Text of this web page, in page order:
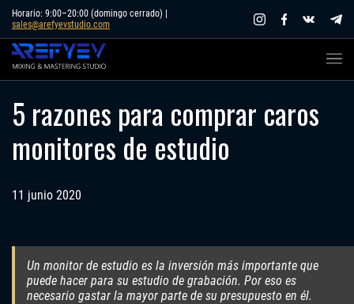
Skip
content
Horario: 9:00–20:00 (domingo cerrado) |
sales@arefyevstudio.com
5 razones para comprar caros
monitores de estudio
11 junio 2020
Un monitor de estudio es la inversión más importante que
puede hacer para su estudio de grabación. Por eso es
necesario gastar la mayor parte de su presupuesto en él.